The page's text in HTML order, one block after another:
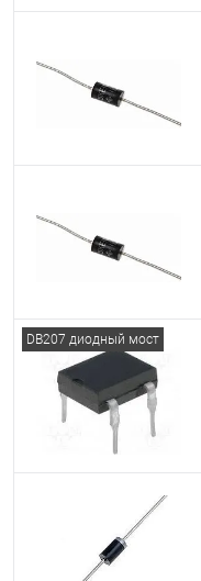
DB207 диодный мост